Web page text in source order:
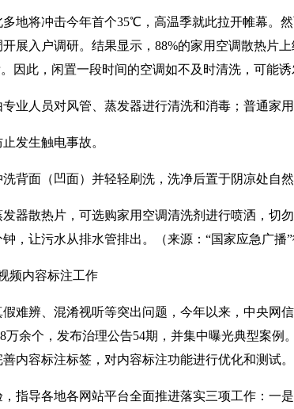
将冲击今年首个35℃，高温季就此拉开帷幕。
展入户调研。结果显示，88%的家用空调散热片
因此，闲置一段时间的空调如不及时清洗，可能
人员对风管、蒸发器进行清洗和消毒；普通家用
发生触电事故。
面（凹面）并轻轻刷洗，洗净后置于阴凉处自然
散热片，可选购家用空调清洗剂进行喷洒，切
，让污水从排水管排出。（来源：“国家应急广
内容标注工作
辨、混淆视听等突出问题，今年以来，中央网
余个，发布治理公告54期，并集中曝光典型案
内容标注标签，对内容标注功能进行优化和测试。
导各地各网站平台全面推进落实三项工作：一